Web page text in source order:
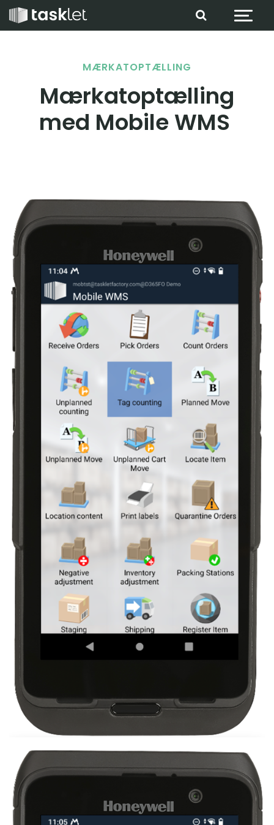
Spring til indhold
MÆRKATOPTÆLLING
Mærkatoptælling
med Mobile WMS